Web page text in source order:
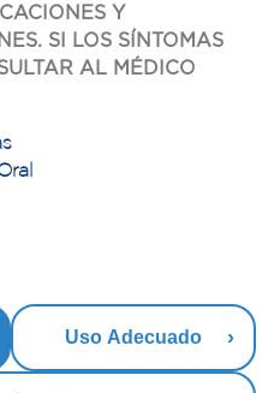
Y
SI LOS SÍNTOMAS
AL MÉDICO
Uso Adecuado